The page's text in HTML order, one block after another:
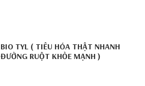
BIO TYL ( TIÊU HÓA THẬT NHANH
ĐƯỜNG RUỘT KHỎE MẠNH )